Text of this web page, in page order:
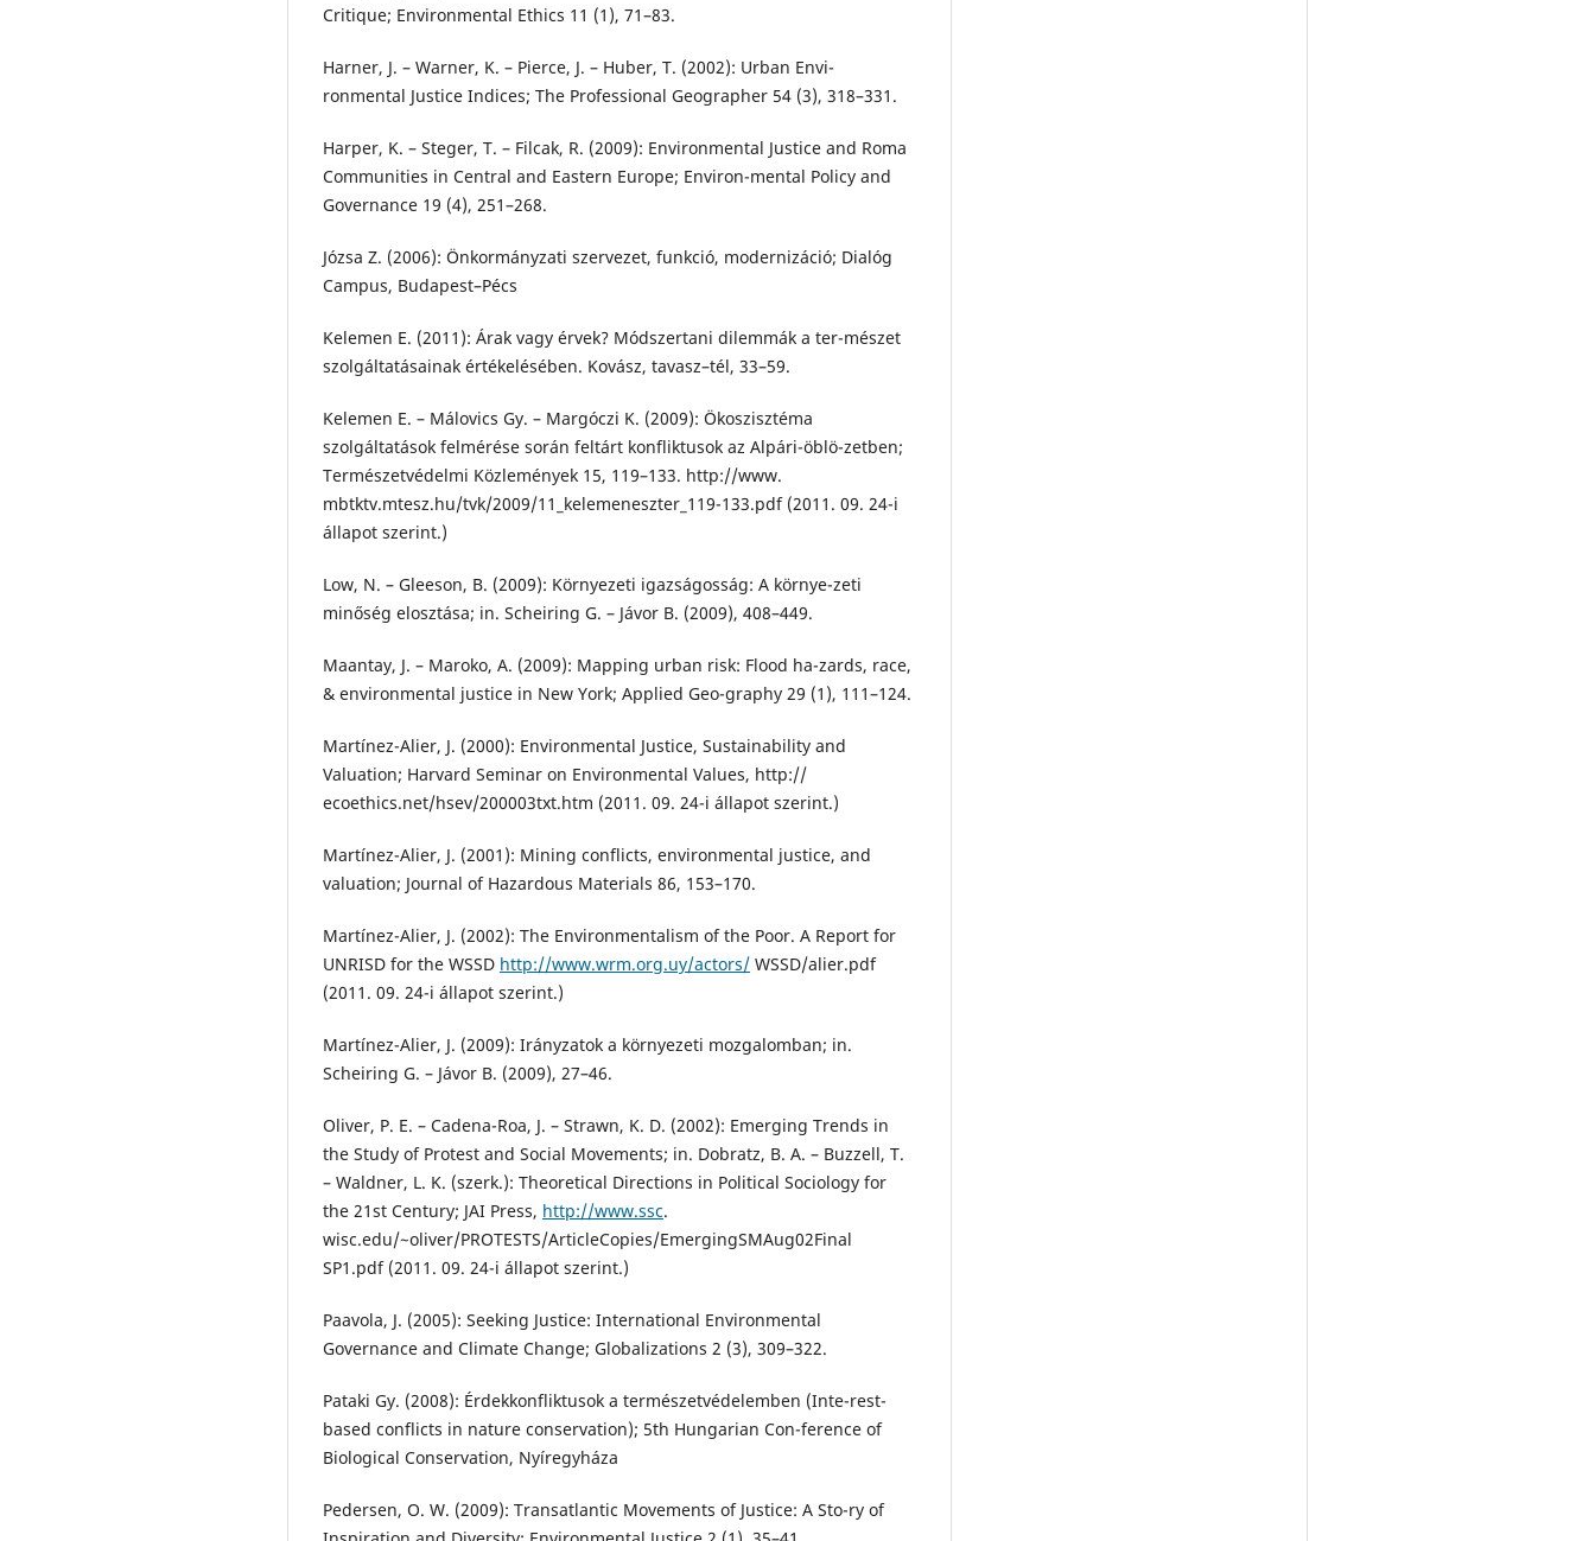
Critique; Environmental Ethics 11 (1), 71–83.
Harner, J. – Warner, K. – Pierce, J. – Huber, T. (2002): Urban Envi-
ronmental Justice Indices; The Professional Geographer 54 (3), 318–331.
Harper, K. – Steger, T. – Filcak, R. (2009): Environmental Justice and Roma
Communities in Central and Eastern Europe; Environ-mental Policy and
Governance 19 (4), 251–268.
Józsa Z. (2006): Önkormányzati szervezet, funkció, modernizáció; Dialóg
Campus, Budapest–Pécs
Kelemen E. (2011): Árak vagy érvek? Módszertani dilemmák a ter-mészet
szolgáltatásainak értékelésében. Kovász, tavasz–tél, 33–59.
Kelemen E. – Málovics Gy. – Margóczi K. (2009): Ökoszisztéma
szolgáltatások felmérése során feltárt konfliktusok az Alpári-öblö-zetben;
Természetvédelmi Közlemények 15, 119–133. http://www.
mbtktv.mtesz.hu/tvk/2009/11_kelemeneszter_119-133.pdf (2011. 09. 24-i
állapot szerint.)
Low, N. – Gleeson, B. (2009): Környezeti igazságosság: A környe-zeti
minőség elosztása; in. Scheiring G. – Jávor B. (2009), 408–449.
Maantay, J. – Maroko, A. (2009): Mapping urban risk: Flood ha-zards, race,
& environmental justice in New York; Applied Geo-graphy 29 (1), 111–124.
Martínez-Alier, J. (2000): Environmental Justice, Sustainability and
Valuation; Harvard Seminar on Environmental Values, http://
ecoethics.net/hsev/200003txt.htm (2011. 09. 24-i állapot szerint.)
Martínez-Alier, J. (2001): Mining conflicts, environmental justice, and
valuation; Journal of Hazardous Materials 86, 153–170.
Martínez-Alier, J. (2002): The Environmentalism of the Poor. A Report for
UNRISD for the WSSD http://www.wrm.org.uy/actors/ WSSD/alier.pdf
(2011. 09. 24-i állapot szerint.)
Martínez-Alier, J. (2009): Irányzatok a környezeti mozgalomban; in.
Scheiring G. – Jávor B. (2009), 27–46.
Oliver, P. E. – Cadena-Roa, J. – Strawn, K. D. (2002): Emerging Trends in
the Study of Protest and Social Movements; in. Dobratz, B. A. – Buzzell, T.
– Waldner, L. K. (szerk.): Theoretical Directions in Political Sociology for
the 21st Century; JAI Press, http://www.ssc.
wisc.edu/~oliver/PROTESTS/ArticleCopies/EmergingSMAug02Final
SP1.pdf (2011. 09. 24-i állapot szerint.)
Paavola, J. (2005): Seeking Justice: International Environmental
Governance and Climate Change; Globalizations 2 (3), 309–322.
Pataki Gy. (2008): Érdekkonfliktusok a természetvédelemben (Inte-rest-
based conflicts in nature conservation); 5th Hungarian Con-ference of
Biological Conservation, Nyíregyháza
Pedersen, O. W. (2009): Transatlantic Movements of Justice: A Sto-ry of